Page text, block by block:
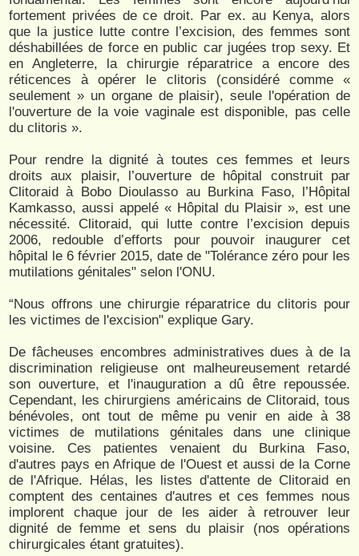
fortement privées de ce droit. Par ex. au Kenya, alors
que la justice lutte contre l’excision, des femmes sont
déshabillées de force en public car jugées trop sexy. Et
en Angleterre, la chirurgie réparatrice a encore des
réticences à opérer le clitoris (considéré comme «
seulement » un organe de plaisir), seule l'opération de
l'ouverture de la voie vaginale est disponible, pas celle
du clitoris ».
Pour rendre la dignité à toutes ces femmes et leurs
droits aux plaisir, l’ouverture de hôpital construit par
Clitoraid à Bobo Dioulasso au Burkina Faso, l’Hôpital
Kamkasso, aussi appelé « Hôpital du Plaisir », est une
nécessité. Clitoraid, qui lutte contre l’excision depuis
2006, redouble d’efforts pour pouvoir inaugurer cet
hôpital le 6 février 2015, date de "Tolérance zéro pour les
mutilations génitales" selon l'ONU.
“Nous offrons une chirurgie réparatrice du clitoris pour
les victimes de l'excision" explique Gary.
De fâcheuses encombres administratives dues à de la
discrimination religieuse ont malheureusement retardé
son ouverture, et l'inauguration a dû être repoussée.
Cependant, les chirurgiens américains de Clitoraid, tous
bénévoles, ont tout de même pu venir en aide à 38
victimes de mutilations génitales dans une clinique
voisine. Ces patientes venaient du Burkina Faso,
d'autres pays en Afrique de l'Ouest et aussi de la Corne
de l'Afrique. Hélas, les listes d'attente de Clitoraid en
comptent des centaines d'autres et ces femmes nous
implorent chaque jour de les aider à retrouver leur
dignité de femme et sens du plaisir (nos opérations
chirurgicales étant gratuites).